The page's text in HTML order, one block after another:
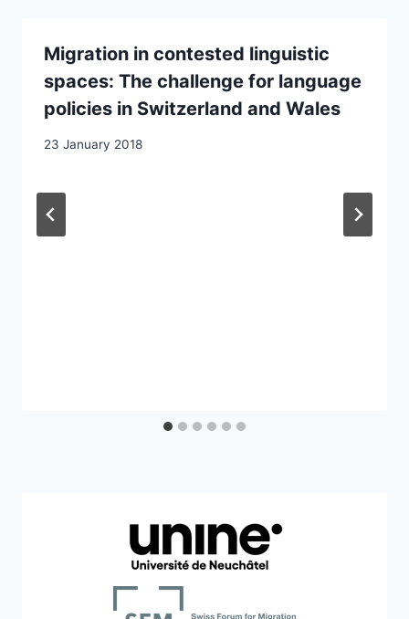
Migration in contested linguistic
spaces: The challenge for language
policies in Switzerland and Wales
23 January 2018